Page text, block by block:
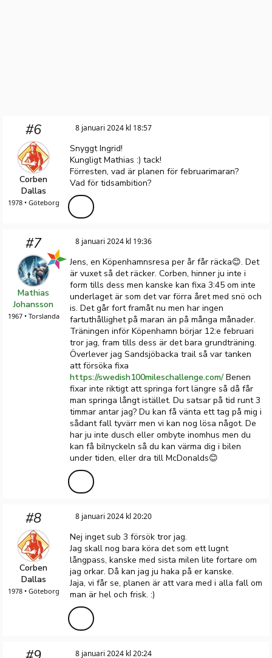
#6
Corben
Dallas
1978 • Göteborg
8 januari 2024 kl 18:57
Snyggt Ingrid!
Kungligt Mathias :) tack!
Förresten, vad är planen för februarimaran?
Vad för tidsambition?
#7
Mathias
Johansson
1967 • Torslanda
8 januari 2024 kl 19:36
Jens, en Köpenhamnsresa per år får räcka😊. Det
är vuxet så det räcker. Corben, hinner ju inte i
form tills dess men kanske kan fixa 3:45 om inte
underlaget är som det var förra året med snö och
is. Det går fort framåt nu men har ingen
fartuthållighet på maran än på många månader.
Träningen inför Köpenhamn börjar 12:e februari
tror jag, fram tills dess är det bara grundträning.
Överlever jag Sandsjöbacka trail så var tanken
att försöka fixa
https://swedish100mileschallenge.com/ Benen
fixar inte riktigt att springa fort längre så då får
man springa långt istället. Du satsar på tid runt 3
timmar antar jag? Du kan få vänta ett tag på mig i
sådant fall tyvärr men vi kan nog lösa något. De
har ju inte dusch eller ombyte inomhus men du
kan få bilnyckeln så du kan värma dig i bilen
under tiden, eller dra till McDonalds😊
#8
Corben
Dallas
1978 • Göteborg
8 januari 2024 kl 20:20
Nej inget sub 3 försök tror jag.
Jag skall nog bara köra det som ett lugnt
långpass, kanske med sista milen lite fortare om
jag orkar. Då kan jag ju haka på er kanske.
Jaja, vi får se, planen är att vara med i alla fall om
man är hel och frisk. :)
8 januari 2024 kl 20:24